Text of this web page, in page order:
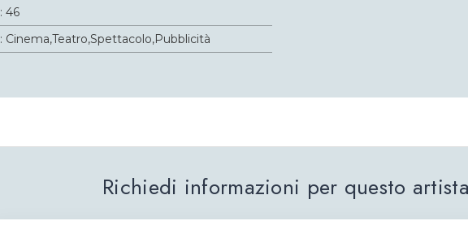
: 46
: Cinema,Teatro,Spettacolo,Pubblicità
Richiedi informazioni per questo